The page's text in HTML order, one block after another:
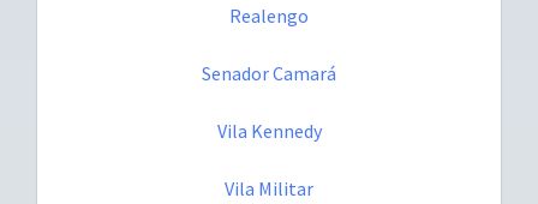
Realengo
Senador Camará
Vila Kennedy
Vila Militar